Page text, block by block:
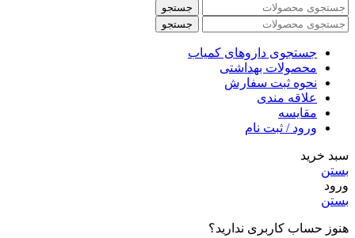
جستجو
جستجو
جستجوی داروهای کمیاب
محصولات بهداشتی
نحوه ثبت سفارش
علاقه مندی
مقایسه
ورود / ثبت نام
سبد خرید
بستن
ورود
بستن
هنوز حساب کاربری ندارید؟